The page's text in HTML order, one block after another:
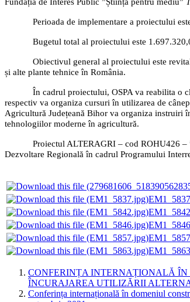
Perioada de implementare a proiectului
Bugetul total al proiectului este
Obiectivul general al proiectului este
și alte plante tehnice în România.
În cadrul proiectului, OSPA va reabilita o
respectiv va organiza cursuri în utilizarea de
Agricultură Județeană Bihor va organiza instruiri
tehnologiilor moderne în agricultură.
Proiectul ALTERAGRI – cod ROHU426 –
Dezvoltare Regională în cadrul Programului
CONFERINȚA INTERNAȚIONALĂ ÎN
ÎNCURAJAREA UTILIZĂRII
Conferința internațională în domeniul